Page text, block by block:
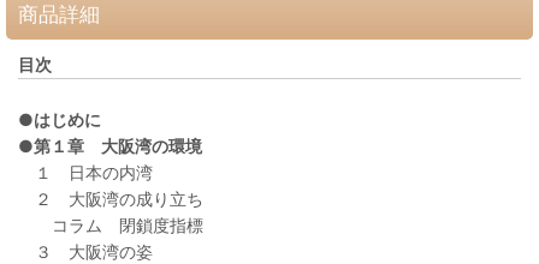
商品詳細
目次
●はじめに
●第１章 大阪湾の環境
１ 日本の内湾
２ 大阪湾の成り立ち
コラム 閉鎖度指標
３ 大阪湾の姿